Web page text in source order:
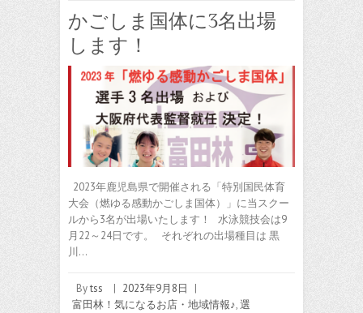
かごしま国体に3名出場
します！
2023年鹿児島県で開催される「特別国民体育
大会（燃ゆる感動かごしま国体）」に当スクー
ルから3名が出場いたします！ 水泳競技会は9
月22～24日です。 それぞれの出場種目は 黒
川…
Bytss | 2023年9月8日
|
富田林！気になるお店・地域情報♪,選